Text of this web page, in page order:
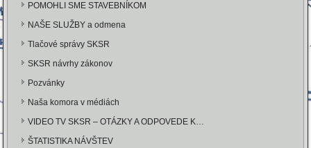
POMOHLI SME STAVEBNÍKOM
NAŠE SLUŽBY a odmena
Tlačové správy SKSR
SKSR návrhy zákonov
Pozvánky
Naša komora v médiách
VIDEO TV SKSR – OTÁZKY A ODPOVEDE K…
ŠTATISTIKA NÁVŠTEV